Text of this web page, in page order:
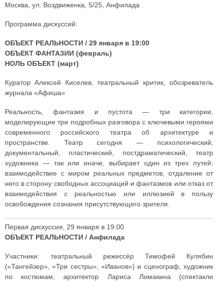
Москва, ул. Воздвиженка, 5/25, Анфилада
Программа дискуссий:
ОБЪЕКТ РЕАЛЬНОСТИ / 29 января в 19:00
ОБЪЕКТ ФАНТАЗИИ (февраль)
НОЛЬ ОБЪЕКТ (март)
Куратор Алексей Киселев, театральный критик, обозреватель
журнала «Афиша»
Реальность, фантазия и пустота — три категории,
моделирующие три подробных разговора с ключевыми героями
современного российского театра об архитектуре и
пространстве. Театр сегодня — психологический,
документальный, пластический, постдраматический, театр
художника — так или иначе, выбирает один из трех путей:
взаимодействие с миром реальных предметов, отдаление от
него в сторону свободных ассоциаций и фантазмов или отказ от
взаимодействия с реальностью или иллюзией в пользу
освобождения сознания присутствующего зрителя.
Первая дискуссия, 29 января в 19:00
ОБЪЕКТ РЕАЛЬНОСТИ / Анфилада
Участники: театральный режиссёр Тимофей Кулябин
(«Тангейзер», «Три сестры», «Иванов») и сценограф, художник
по костюмам, архитектор Лариса Ломакина (спектакли